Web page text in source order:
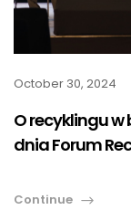
October 30, 2024
O recyklingu
dnia Forum
Continue